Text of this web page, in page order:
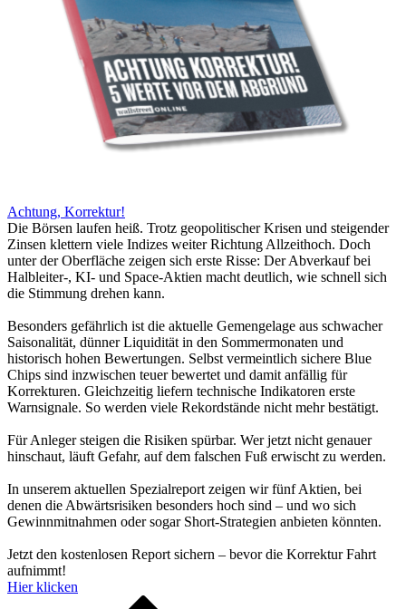
Achtung, Korrektur!
Die Börsen laufen heiß. Trotz geopolitischer Krisen und steigender
Zinsen klettern viele Indizes weiter Richtung Allzeithoch. Doch
unter der Oberfläche zeigen sich erste Risse: Der Abverkauf bei
Halbleiter-, KI- und Space-Aktien macht deutlich, wie schnell sich
die Stimmung drehen kann.
Besonders gefährlich ist die aktuelle Gemengelage aus schwacher
Saisonalität, dünner Liquidität in den Sommermonaten und
historisch hohen Bewertungen. Selbst vermeintlich sichere Blue
Chips sind inzwischen teuer bewertet und damit anfällig für
Korrekturen. Gleichzeitig liefern technische Indikatoren erste
Warnsignale. So werden viele Rekordstände nicht mehr bestätigt.
Für Anleger steigen die Risiken spürbar. Wer jetzt nicht genauer
hinschaut, läuft Gefahr, auf dem falschen Fuß erwischt zu werden.
In unserem aktuellen Spezialreport zeigen wir fünf Aktien, bei
denen die Abwärtsrisiken besonders hoch sind – und wo sich
Gewinnmitnahmen oder sogar Short-Strategien anbieten könnten.
Jetzt den kostenlosen Report sichern – bevor die Korrektur Fahrt
aufnimmt!
Hier klicken